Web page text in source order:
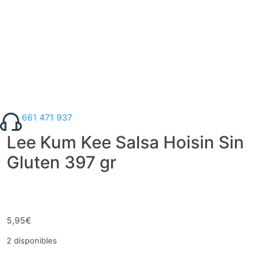
661 471 937
Lee Kum Kee Salsa Hoisin Sin
Gluten 397 gr
5,95€
2 disponibles